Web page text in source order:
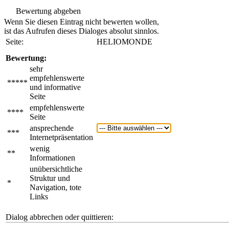
Bewertung abgeben
Wenn Sie diesen Eintrag nicht bewerten wollen,
ist das Aufrufen dieses Dialoges absolut sinnlos.
Seite:
HELIOMONDE
Bewertung:
*****
sehr
empfehlenswerte
und informative
Seite
****
empfehlenswerte
Seite
***
ansprechende
Internetpräsentation
**
wenig
Informationen
*
unübersichtliche
Struktur und
Navigation, tote
Links
Dialog abbrechen oder quittieren: